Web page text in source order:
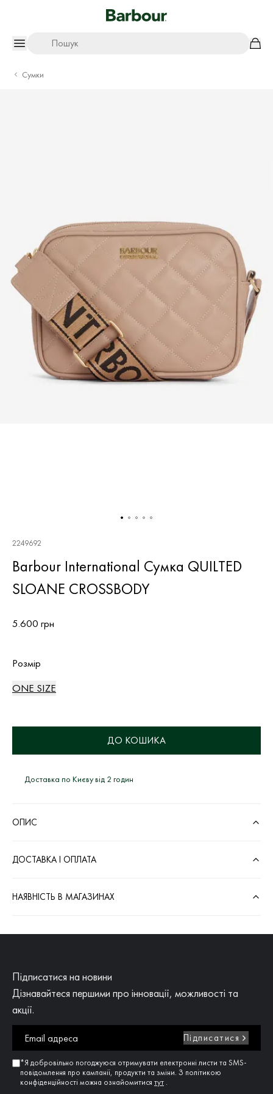
Пошук
Сумки
2249692
Barbour International Сумка QUILTED
SLOANE CROSSBODY
5.600 грн
Розмір
ONE SIZE
ДО КОШИКА
Доставка по Києву від 2 годин
ОПИС
ДОСТАВКА І ОПЛАТА
НАЯВНІСТЬ В МАГАЗИНАХ
Підписатися на новини
Дізнавайтеся першими про інновації, можливості та
акції.
Підписатися
*Я добровільно погоджуюся отримувати електронні листи та SMS-
повідомлення про кампанії, продукти та зміни. З політикою
конфіденційності можна ознайомитися тут .